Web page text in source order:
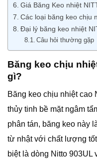
Giá Băng Keo nhiệt
Các loại băng keo chịu
Đại lý băng keo nhiệt
Câu hỏi thường gặp
Băng keo chịu
gì?
Băng keo chịu nhiệt cao
thủy tinh bề mặt ngâm
phân tán, băng keo này
từ nhật với chất lượng
biệt là dòng Nitto